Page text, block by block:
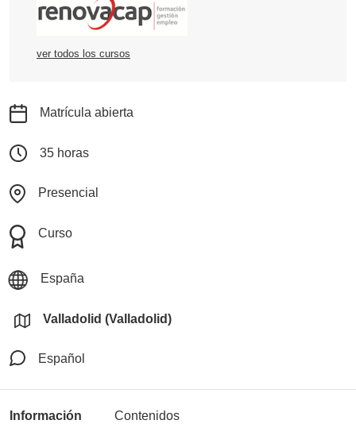
ver todos los cursos
Matrícula abierta
35 horas
Presencial
Curso
España
Valladolid (Valladolid)
Español
Información Contenidos